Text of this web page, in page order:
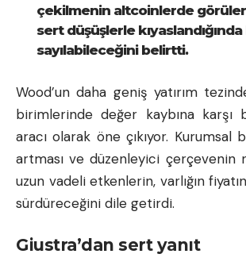
çekilmenin altcoinlerde
sert düşüşlerle kıyaslandığında
sayılabileceğini belirtti.
Wood’un daha geniş yatırım
birimlerinde değer kaybına
aracı olarak öne çıkıyor. Kurumsal
artması ve düzenleyici çerçevenin
uzun vadeli etkenlerin, varlığın
sürdüreceğini dile getirdi.
Giustra’dan sert yanıt